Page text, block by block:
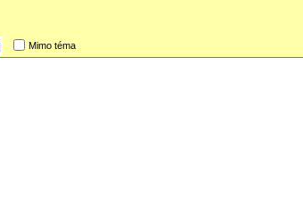
Mimo téma